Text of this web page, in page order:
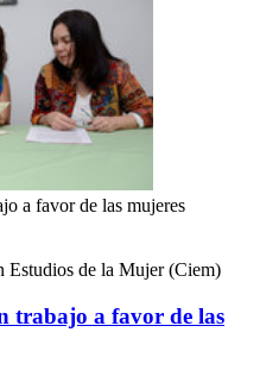
a favor de las mujeres
Estudios de la Mujer (Ciem)
trabajo a favor de las